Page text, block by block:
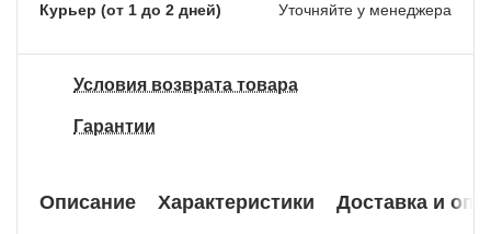
Курьер (от 1 до 2 дней) Уточняйте у менеджера
Условия возврата товара
Гарантии
Описание Характеристики Доставка и